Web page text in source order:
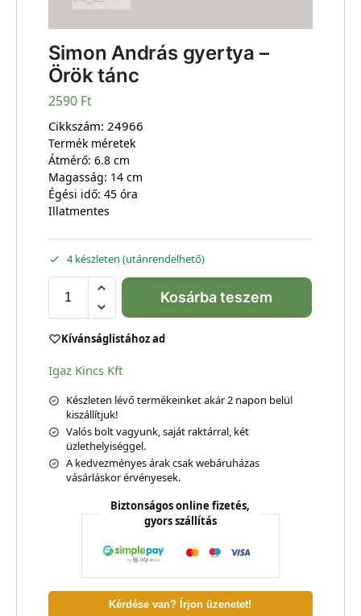
Simon András gyertya –
Örök tánc
2590 Ft
Cikkszám: 24966
Termék méretek
Átmérő: 6.8 cm
Magasság: 14 cm
Égési idő: 45 óra
Illatmentes
4 készleten (utánrendelhető)
Kosárba teszem
Kívánságlistához ad
Igaz Kincs Kft
Készleten lévő termékeinket akár 2 napon belül
kiszállítjuk!
Valós bolt vagyunk, saját raktárral, két
üzlethelyiséggel.
A kedvezményes árak csak webáruházas
vásárláskor érvényesek.
Biztonságos online fizetés,
gyors szállítás
Kérdése van? Írjon üzenetet!